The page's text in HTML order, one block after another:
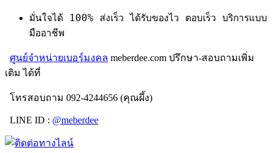
มั่นใจได้ 100% ส่งเร็ว ได้รับของไว ตอบเร็ว บริการแบบ
มืออาชีพ
ศูนย์จำหน่ายเบอร์มงคล meberdee.com ปรึกษา-สอบถามเพิ่ม
เติม ได้ที่
โทรสอบถาม 092-4244656 (คุณผึ้ง)
LINE ID : @meberdee